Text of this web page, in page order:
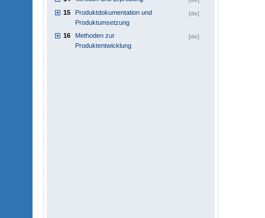
15
Produktdokumentation und
Produktumsetzung
[de]
16
Methoden zur
Produktentwicklung
[de]